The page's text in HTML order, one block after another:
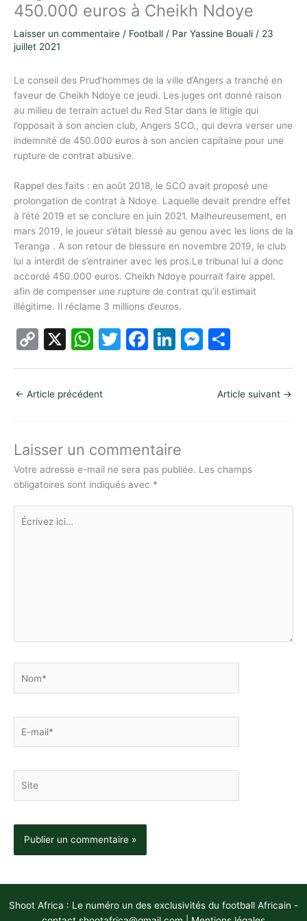
450.000 euros à Cheikh Ndoye
Laisser un commentaire / Football / Par Yassine Bouali / 23
juillet 2021
Le conseil des Prud’hommes de la ville d’Angers a tranché en
faveur de Cheikh Ndoye ce jeudi. Les juges ont donné raison
au milieu de terrain actuel du Red Star dans le litigie qui
l’opposait à son ancien club, Angers SCO., qui devra verser une
indemnité de 450.000 euros à son ancien capitaine pour une
rupture de contrat abusive.
Rappel des faits : en août 2018, le SCO avait proposé une
prolongation de contrat à Ndoye. Laquelle devait prendre effet
à l’été 2019 et se conclure en juin 2021. Malheureusement, en
mars 2019, le joueur s’était blessé au genou avec les lions de la
Teranga . A son retour de blessure en novembre 2019, le club
lui a interdit de s’entrainer avec les pros.Le tribunal lui a donc
accordé 450.000 euros. Cheikh Ndoye pourrait faire appel.
afin de compenser une rupture de contrat qu’il estimait
illégitime. Il réclame 3 millions d’euros.
C
o
p
y
n
k
X
W
h
s
p
p
T
w
F
a
o
o
k
Li
n
n
M
e
g
ar
ta
g
← Article précédent Article suivant →
Laisser un commentaire
Votre adresse e-mail ne sera pas publiée. Les champs
obligatoires sont indiqués avec *
Écrivez
ici…
mail*
Shoot Africa : Le numéro un des exclusivités du football Africain -